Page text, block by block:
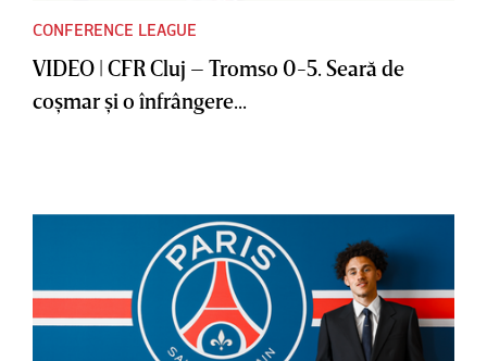
CONFERENCE LEAGUE
VIDEO | CFR Cluj – Tromso 0-5. Seară de
coşmar şi o înfrângere...